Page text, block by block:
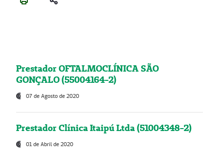
Prestador OFTALMOCLÍNICA SÃO
GONÇALO (55004164-2)
07 de Agosto de 2020
Prestador Clínica Itaipú Ltda (51004348-2)
01 de Abril de 2020